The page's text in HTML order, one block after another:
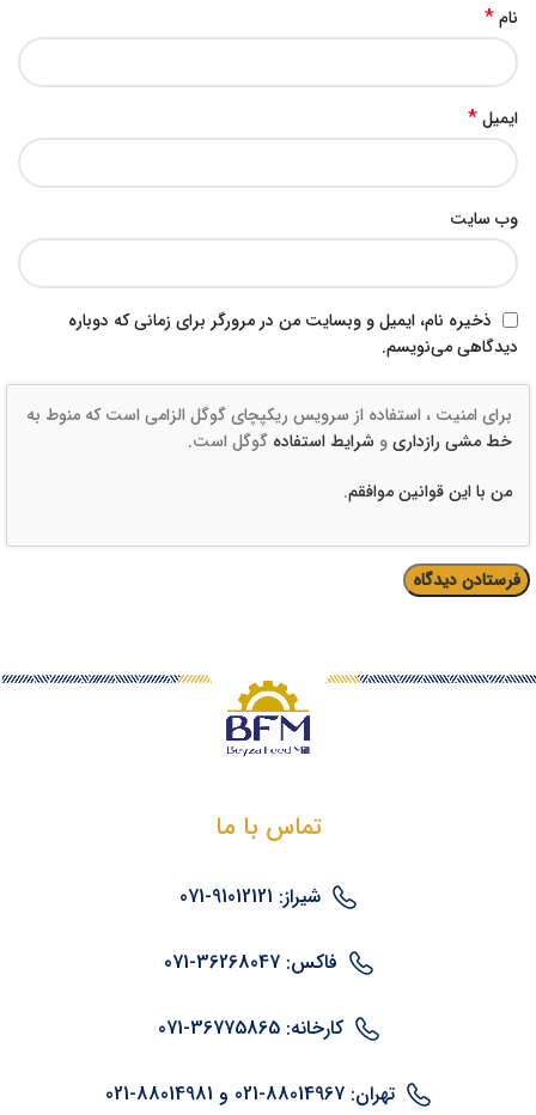
نام*
ایمیل*
وب‌ سایت
ذخیره نام، ایمیل و وبسایت من در مرورگر برای زمانی که دوباره
دیدگاهی می‌نویسم.
برای امنیت ، استفاده از سرویس ریکپچای گوگل الزامی است که منوط به
خط مشی رازداریو شرایط استفاده گوگل است.
من با این قوانین موافقم.
تماس با ما
شیراز: 91012121-071
فاکس: 36268047-071
کارخانه: 36775865-071
تهران: 88014967-021 و 88014981-021